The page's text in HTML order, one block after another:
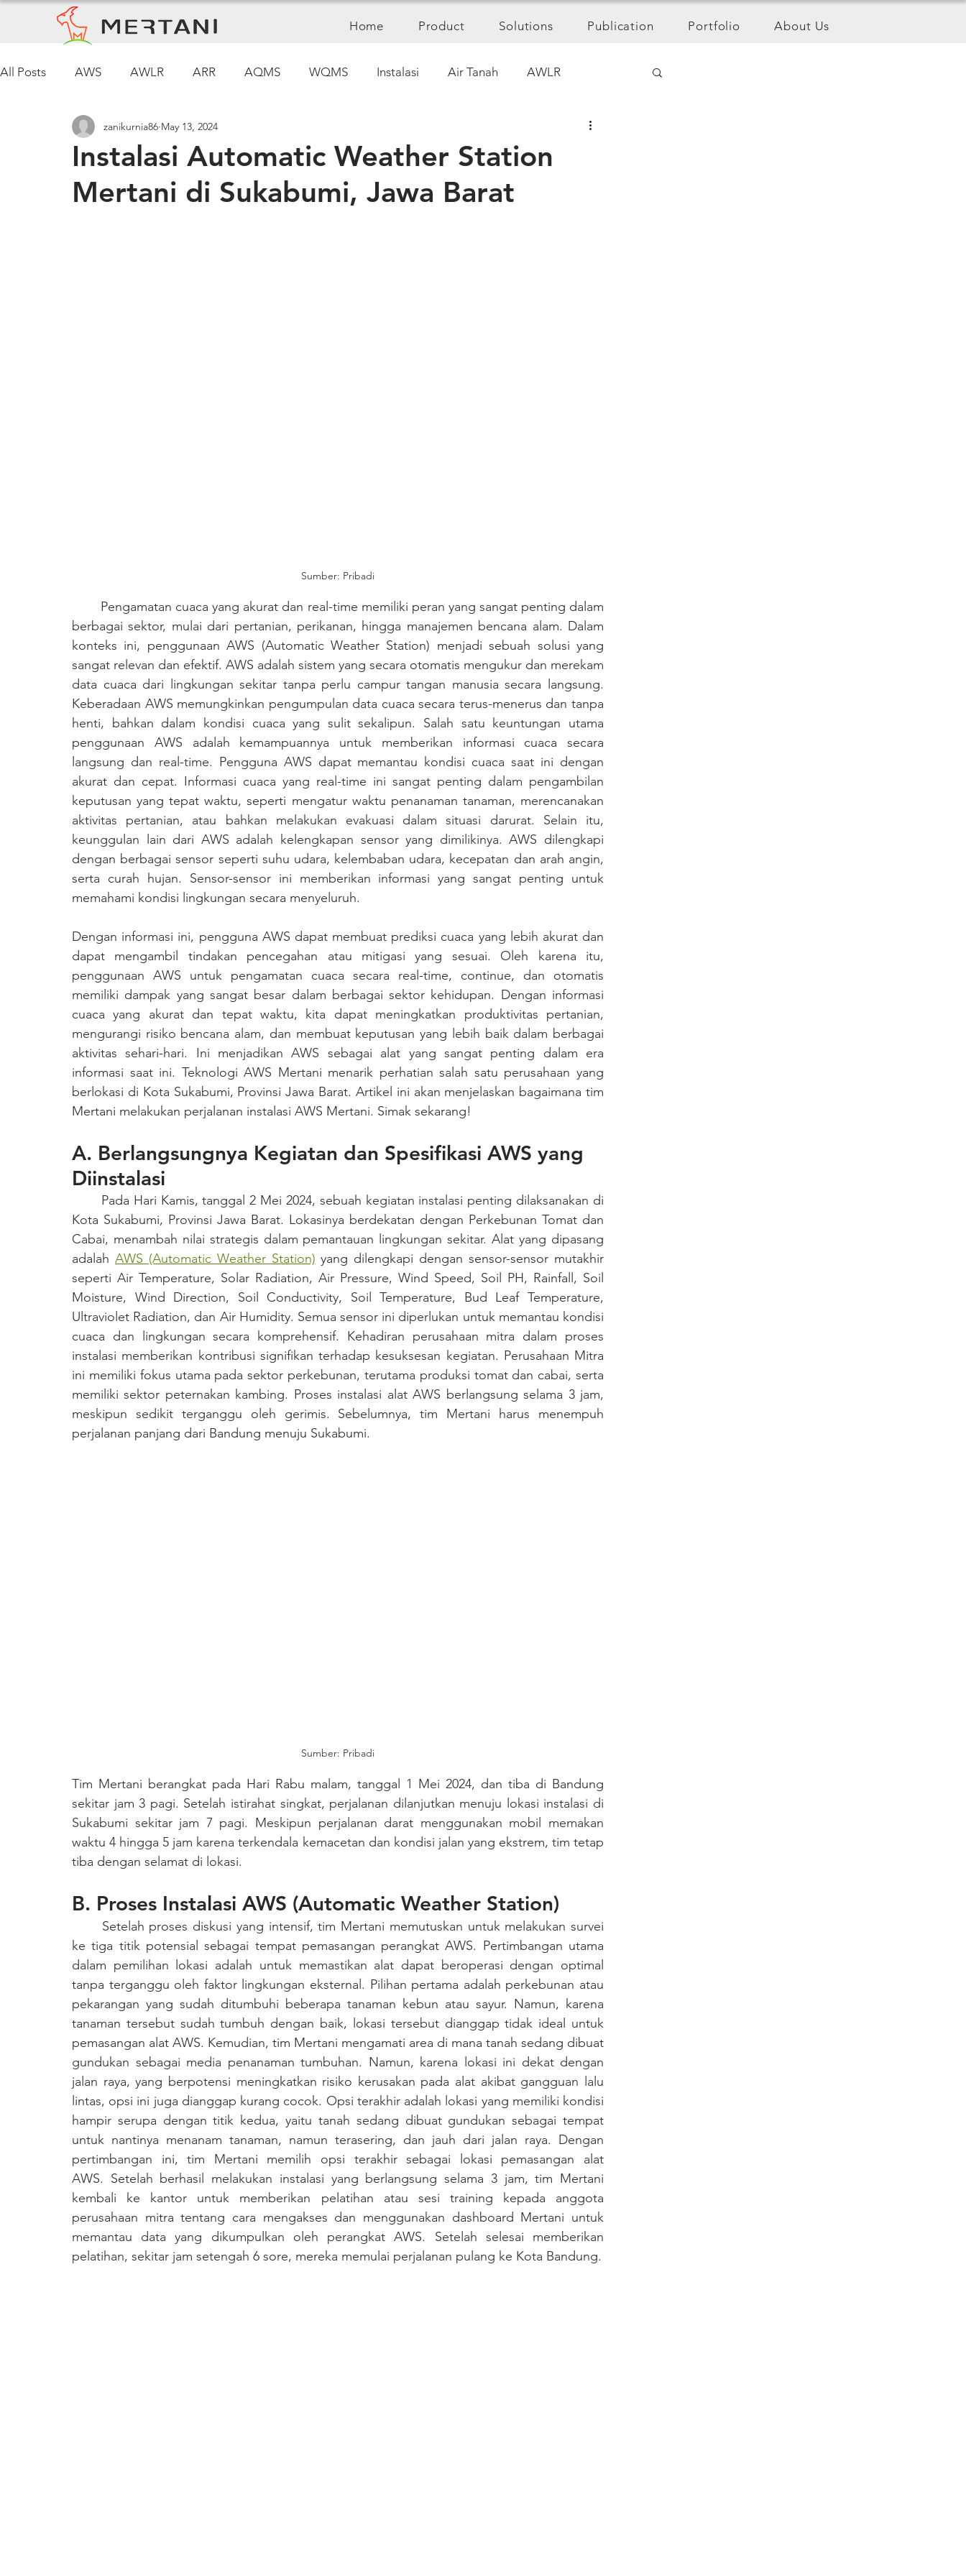
Home Product Solutions Publication Portfolio About Us
All Posts AWS AWLR ARR AQMS WQMS Instalasi Air Tanah AWLR
Pemantauan Cuaca
Instalasi Automatic Weather Station
Mertani di Sukabumi, Jawa Barat
zanikurnia86 May 13, 2024
Sumber: Pribadi
berbagai sektor, mulai dari pertanian, perikanan, hingga manajemen bencana alam. Dalam
konteks ini, penggunaan AWS (Automatic Weather Station) menjadi sebuah solusi yang
sangat relevan dan efektif. AWS adalah sistem yang secara otomatis mengukur dan merekam
data cuaca dari lingkungan sekitar tanpa perlu campur tangan manusia secara langsung.
Keberadaan AWS memungkinkan pengumpulan data cuaca secara terus-menerus dan tanpa
henti, bahkan dalam kondisi cuaca yang sulit sekalipun. Salah satu keuntungan utama
penggunaan AWS adalah kemampuannya untuk memberikan informasi cuaca secara
langsung dan real-time. Pengguna AWS dapat memantau kondisi cuaca saat ini dengan
akurat dan cepat. Informasi cuaca yang real-time ini sangat penting dalam pengambilan
keputusan yang tepat waktu, seperti mengatur waktu penanaman tanaman, merencanakan
aktivitas pertanian, atau bahkan melakukan evakuasi dalam situasi darurat. Selain itu,
keunggulan lain dari AWS adalah kelengkapan sensor yang dimilikinya. AWS dilengkapi
dengan berbagai sensor seperti suhu udara, kelembaban udara, kecepatan dan arah angin,
serta curah hujan. Sensor-sensor ini memberikan informasi yang sangat penting untuk
memahami kondisi lingkungan secara menyeluruh.
Dengan informasi ini, pengguna AWS dapat membuat prediksi cuaca yang lebih akurat dan
dapat mengambil tindakan pencegahan atau mitigasi yang sesuai. Oleh karena itu,
penggunaan AWS untuk pengamatan cuaca secara real-time, continue, dan otomatis
memiliki dampak yang sangat besar dalam berbagai sektor kehidupan. Dengan informasi
cuaca yang akurat dan tepat waktu, kita dapat meningkatkan produktivitas pertanian,
mengurangi risiko bencana alam, dan membuat keputusan yang lebih baik dalam berbagai
aktivitas sehari-hari. Ini menjadikan AWS sebagai alat yang sangat penting dalam era
informasi saat ini. Teknologi AWS Mertani menarik perhatian salah satu perusahaan yang
berlokasi di Kota Sukabumi, Provinsi Jawa Barat. Artikel ini akan menjelaskan bagaimana tim
Mertani melakukan perjalanan instalasi AWS Mertani. Simak sekarang!
A. Berlangsungnya Kegiatan dan Spesifikasi AWS yang
Diinstalasi
Kota Sukabumi, Provinsi Jawa Barat. Lokasinya berdekatan dengan Perkebunan Tomat dan
Cabai, menambah nilai strategis dalam pemantauan lingkungan sekitar. Alat yang dipasang
adalah AWS (Automatic Weather Station) yang dilengkapi dengan sensor-sensor mutakhir
seperti Air Temperature, Solar Radiation, Air Pressure, Wind Speed, Soil PH, Rainfall, Soil
Moisture, Wind Direction, Soil Conductivity, Soil Temperature, Bud Leaf Temperature,
Ultraviolet Radiation, dan Air Humidity. Semua sensor ini diperlukan untuk memantau kondisi
cuaca dan lingkungan secara komprehensif. Kehadiran perusahaan mitra dalam proses
instalasi memberikan kontribusi signifikan terhadap kesuksesan kegiatan. Perusahaan Mitra
ini memiliki fokus utama pada sektor perkebunan, terutama produksi tomat dan cabai, serta
memiliki sektor peternakan kambing. Proses instalasi alat AWS berlangsung selama 3 jam,
meskipun sedikit terganggu oleh gerimis. Sebelumnya, tim Mertani harus menempuh
perjalanan panjang dari Bandung menuju Sukabumi.
Sumber: Pribadi
Tim Mertani berangkat pada Hari Rabu malam, tanggal 1 Mei 2024, dan tiba di Bandung
sekitar jam 3 pagi. Setelah istirahat singkat, perjalanan dilanjutkan menuju lokasi instalasi di
Sukabumi sekitar jam 7 pagi. Meskipun perjalanan darat menggunakan mobil memakan
waktu 4 hingga 5 jam karena terkendala kemacetan dan kondisi jalan yang ekstrem, tim tetap
tiba dengan selamat di lokasi.
B. Proses Instalasi AWS (Automatic Weather Station)
ke tiga titik potensial sebagai tempat pemasangan perangkat AWS. Pertimbangan utama
dalam pemilihan lokasi adalah untuk memastikan alat dapat beroperasi dengan optimal
tanpa terganggu oleh faktor lingkungan eksternal. Pilihan pertama adalah perkebunan atau
pekarangan yang sudah ditumbuhi beberapa tanaman kebun atau sayur. Namun, karena
tanaman tersebut sudah tumbuh dengan baik, lokasi tersebut dianggap tidak ideal untuk
pemasangan alat AWS. Kemudian, tim Mertani mengamati area di mana tanah sedang dibuat
gundukan sebagai media penanaman tumbuhan. Namun, karena lokasi ini dekat dengan
jalan raya, yang berpotensi meningkatkan risiko kerusakan pada alat akibat gangguan lalu
lintas, opsi ini juga dianggap kurang cocok. Opsi terakhir adalah lokasi yang memiliki kondisi
hampir serupa dengan titik kedua, yaitu tanah sedang dibuat gundukan sebagai tempat
untuk nantinya menanam tanaman, namun terasering, dan jauh dari jalan raya. Dengan
pertimbangan ini, tim Mertani memilih opsi terakhir sebagai lokasi pemasangan alat
AWS. Setelah berhasil melakukan instalasi yang berlangsung selama 3 jam, tim Mertani
kembali ke kantor untuk memberikan pelatihan atau sesi training kepada anggota
perusahaan mitra tentang cara mengakses dan menggunakan dashboard Mertani untuk
memantau data yang dikumpulkan oleh perangkat AWS. Setelah selesai memberikan
pelatihan, sekitar jam setengah 6 sore, mereka memulai perjalanan pulang ke Kota Bandung.